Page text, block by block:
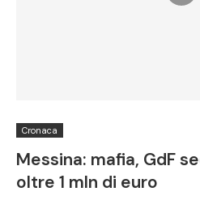
Cronaca
Messina: mafia, GdF
oltre 1 mln di euro